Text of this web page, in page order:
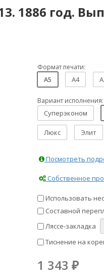
1886 год.
Формат печати:
A5 A4
Вариант исполнения:
Суперэконом
Люкс Элит
Посмотреть
Собственное
Использовать
Составной
Ляссе-закладка
Тиснение на
1 343 ₽